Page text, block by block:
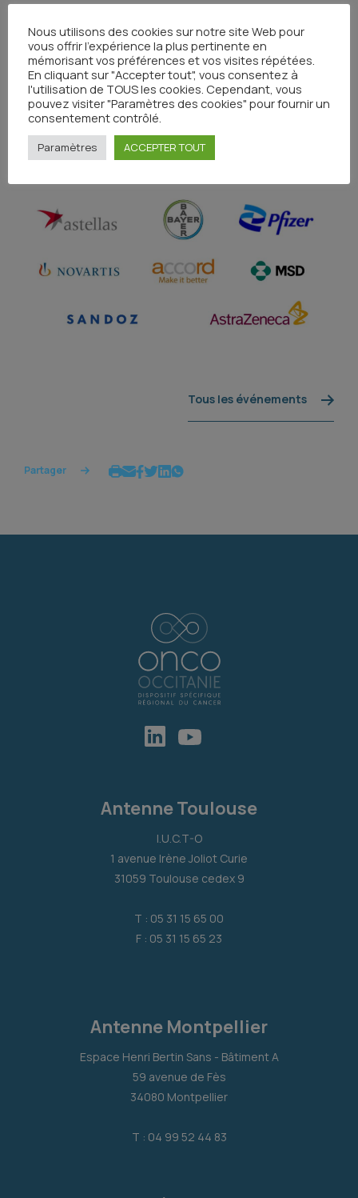
Inscrivez-vous dès maintenant en cliquant sur le
bouton ci-dessus !
AVEC LE SOUTIEN DE NOS PARTENAIRES :
Tous les événements
Partager
Antenne Toulouse
I.U.C.T-O
1 avenue Irène Joliot Curie
31059 Toulouse cedex 9
T : 05 31 15 65 00
F : 05 31 15 65 23
Antenne Montpellier
Espace Henri Bertin Sans - Bâtiment A
59 avenue de Fès
34080 Montpellier
T : 04 99 52 44 83
Nous utilisons des cookies sur notre site Web pour
vous offrir l'expérience la plus pertinente en
mémorisant vos préférences et vos visites répétées.
En cliquant sur "Accepter tout", vous consentez à
l'utilisation de TOUS les cookies. Cependant, vous
pouvez visiter "Paramètres des cookies" pour fournir un
consentement contrôlé.
Paramètres ACCEPTER TOUT